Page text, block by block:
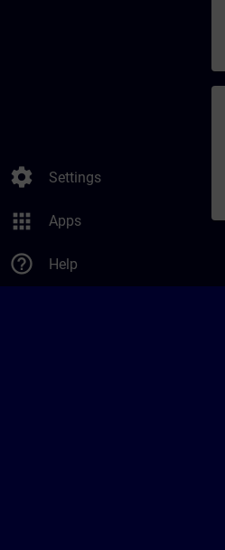
settings Settings
apps Apps
help_outline Help